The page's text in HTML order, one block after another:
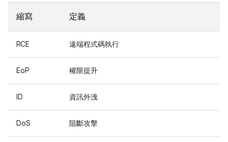
縮寫 定義
RCE 遠端程式碼執行
EoP 權限提升
ID 資訊外洩
DoS 阻斷攻擊